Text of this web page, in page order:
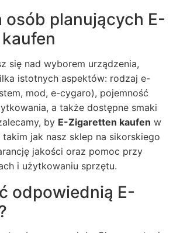
osób planujących E-
się nad wyborem urządzenia,
istotnych aspektów: rodzaj e-
mod, e-cygaro), pojemność
a także dostępne smaki
by E-Zigaretten kaufen w
takim jak nasz sklep na sikorskiego
jakości oraz pomoc przy
i użytkowaniu sprzętu.
odpowiednią E-